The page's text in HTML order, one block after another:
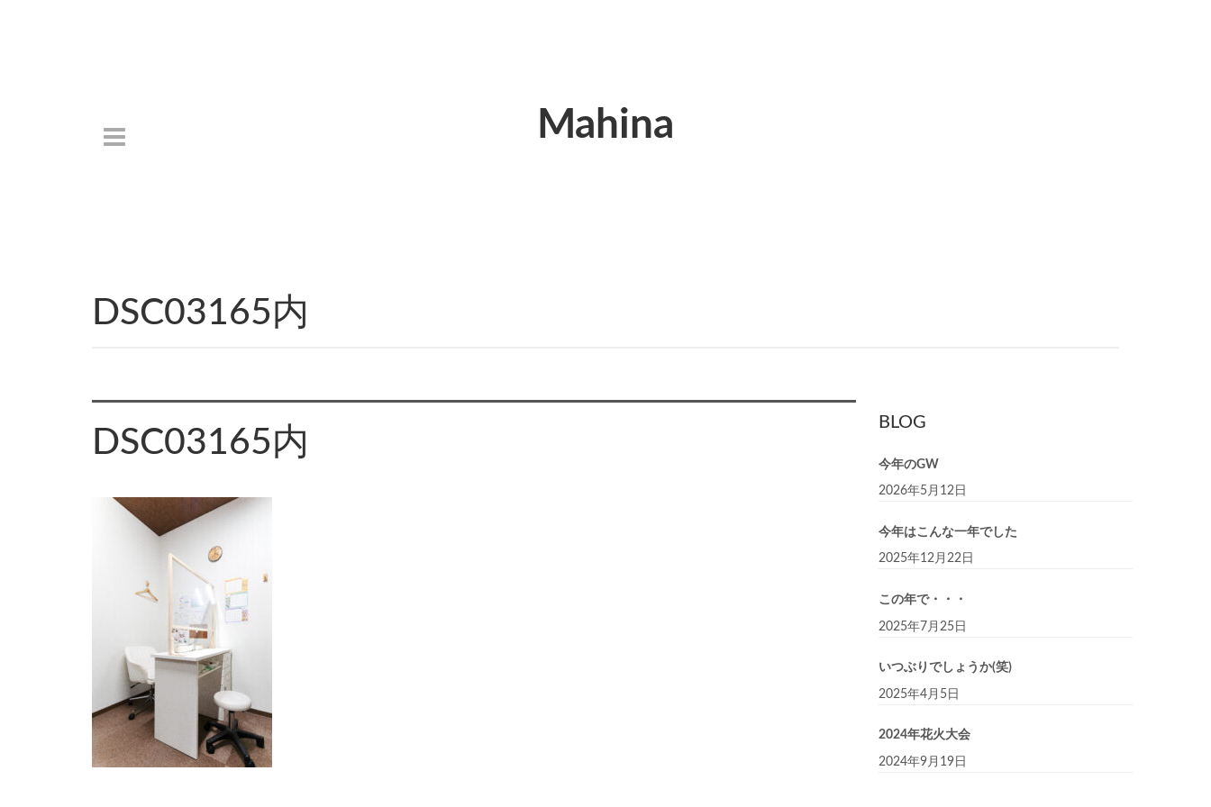
Mahina
DSC03165内
DSC03165内
BLOG
今年のGW
2026年5月12日
今年はこんな一年でした
2025年12月22日
この年で・・・
2025年7月25日
いつぶりでしょうか(笑)
2025年4月5日
2024年花火大会
2024年9月19日